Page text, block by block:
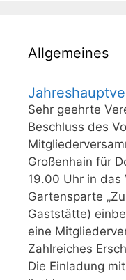
Allgemeines
Sehr geehrte
Beschluss des
Großenhain für
19.00 Uhr in das
Gartensparte
Gaststätte)
eine
Zahlreiches
Die Einladung